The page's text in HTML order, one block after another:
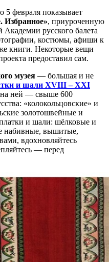
5 февраля показывает
Избранное», приуроченную
русского балета
костюмы, афиши к
книги. Некоторые вещи
предоставил сам.
музея — большая и не
и шали XVIII – XXI
на ней — свыше 600
«колокольцовские» и
золотошвейные и
и шали: шёлковые и
набивные, вышитые,
вдохновляйтесь
— перед